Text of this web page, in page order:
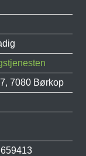
7080 Børkop